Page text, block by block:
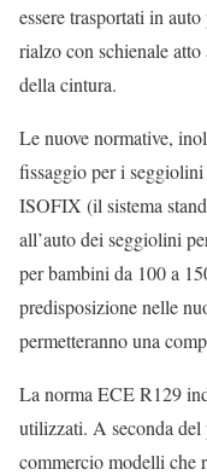
essere trasportati in
rialzo con schienale
della cintura.
Le nuove normative,
fissaggio per i
ISOFIX (il sistema
all’auto dei seggiolini
per bambini da 100 a
predisposizione nelle
permetteranno una
La norma ECE R129
utilizzati. A seconda
commercio modelli che